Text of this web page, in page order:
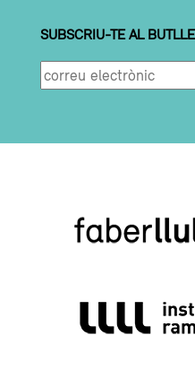
SUBSCRIU-TE AL